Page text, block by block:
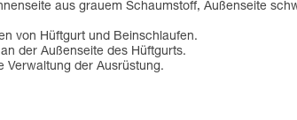
aus grauem Schaumstoff, Außenseite
von Hüftgurt und Beinschlaufen.
der Außenseite des Hüftgurts.
Verwaltung der Ausrüstung.